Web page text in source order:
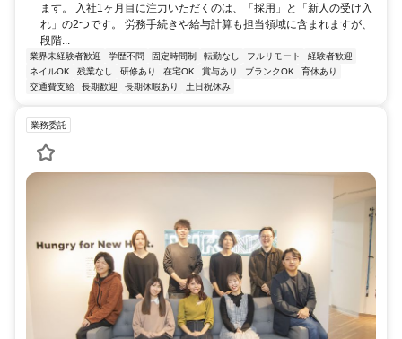
ます。 入社1ヶ月目に注力いただくのは、「採用」と「新人の受け入
れ」の2つです。 労務手続きや給与計算も担当領域に含まれますが、
段階...
業界未経験者歓迎 学歴不問 固定時間制 転勤なし フルリモート
経験者歓迎
ネイルOK
残業なし 研修あり 在宅OK 賞与あり ブランクOK
育休あり
交通費支給
長期歓迎 長期休暇あり 土日祝休み
業務委託